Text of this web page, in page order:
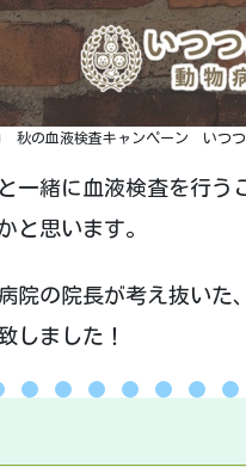
秋の血液検査キャンペーン いつ
一緒に血液検査を行
と思います。
院の院長が考え抜いた、
しました！